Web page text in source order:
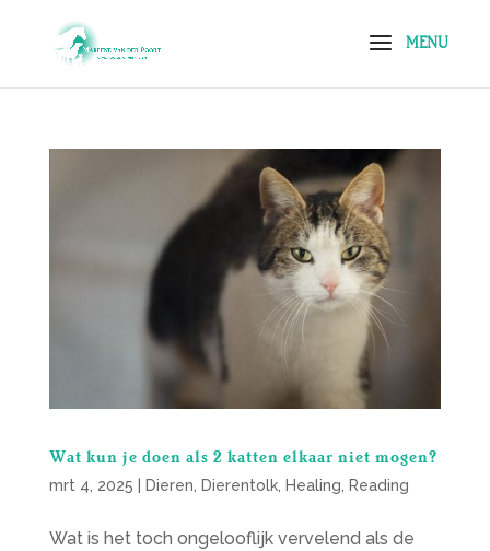
Wat kun je doen als 2 katten elkaar niet mogen?
mrt 4, 2025 Dieren Dierentolk, Healing Reading
Wat is het toch ongelooflijk vervelend als de